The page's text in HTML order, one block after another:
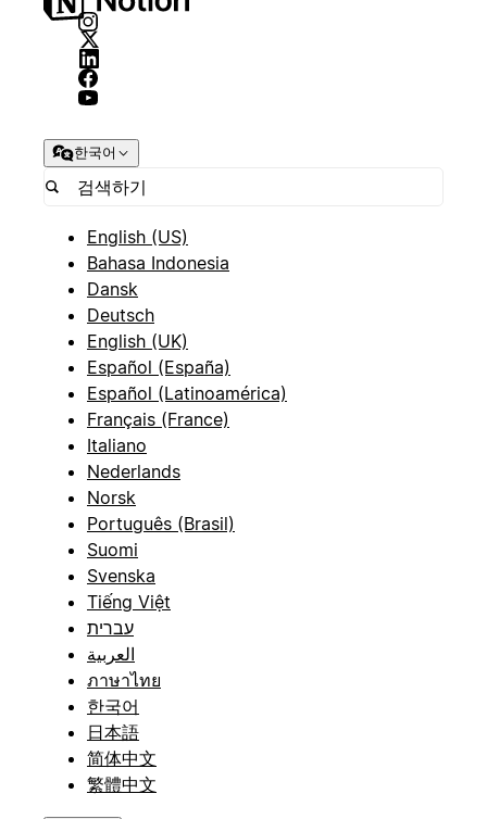
한국어
English (US)
Bahasa Indonesia
Dansk
Deutsch
English (UK)
Español (España)
Español (Latinoamérica)
Français (France)
Italiano
Nederlands
Norsk
Português (Brasil)
Suomi
Svenska
Tiếng Việt
עברית
العربية
ภาษาไทย
한국어
日本語
简体中文
繁體中文